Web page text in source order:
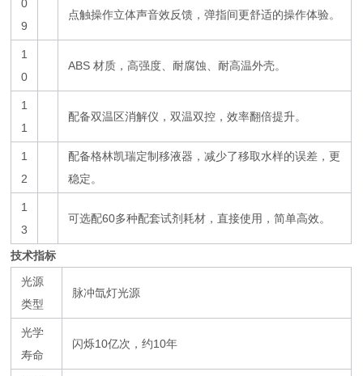
0
9
点触操作立体声音效反馈，弹指间更舒适的操作体验。
1
0
ABS 材质，高强度、耐腐蚀、耐高温外壳。
1
1
配备双温区消解仪，双温双控，效率翻倍提升。
1
2
配备格林凯瑞定制移液器，减少了移取水样的误差，更
稳定。
1
3
可选配60多种配套试剂耗材，直接使用，简单高效。
技术指标
光源
类型
脉冲氙灯光源
光学
寿命
闪烁10亿次，约10年